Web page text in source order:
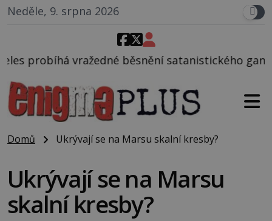
Neděle, 9. srpna 2026
satanistického gangu vedeného
Domů Ukrývají se na Marsu skalní kresby?
Ukrývají se na Marsu
skalní kresby?